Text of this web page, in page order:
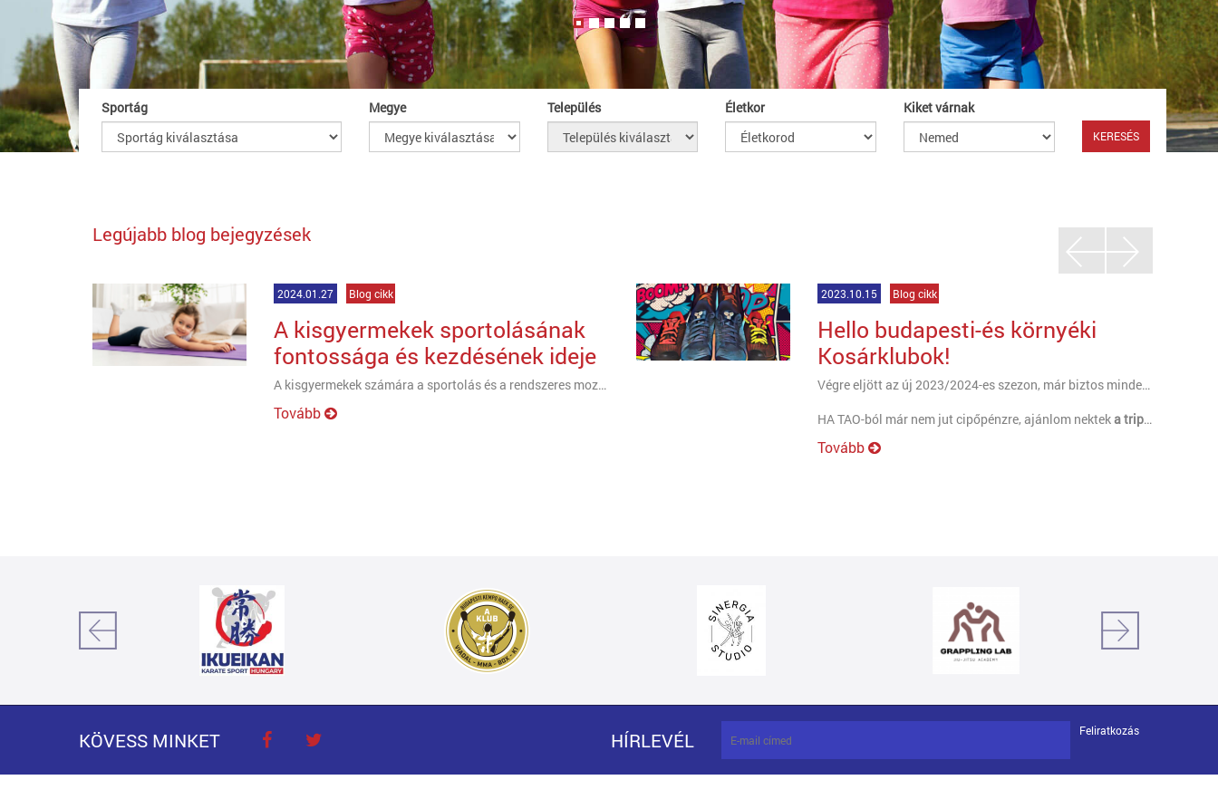
Sportág Megye Település Életkor Kiket várnak
Legújabb blog bejegyzések
2024.01.27 Blog cikk
A kisgyermekek sportolásának
fontossága és kezdésének ideje
A kisgyermekek számára a sportolás és a rendszeres mozgás nemcsak fizikai, hanem szellemi és szociális fejlődési előnyökkel is jár. Azonban a megfelelő sporttevékenység kiválasztása és a helyes időpont megtalálása kulcsfontosságú a gyermekek egészséges fejlődése szempontjából. Ebben a cikkben megvizsgáljuk, hány éves kortól érdemes elkezdeni a sportolást, és milyen mozgásformákat ajánlott kisgyermekek számára.
Tovább
2023.10.15 Blog cikk
Hello budapesti-és környéki
Kosárklubok!
Végre eljött az új 2023/2024-es szezon, már biztos minden játékos/edző izgatottan készül az első meccsekre.
HA TAO-ból már nem jut cipőpénzre, ajánlom nekteka tripleS csoportot
Tovább
KÖVESS MINKET HÍRLEVÉL Feliratkozás